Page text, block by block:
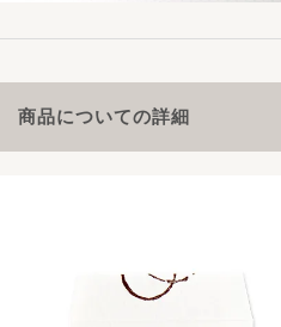
商品についての詳細